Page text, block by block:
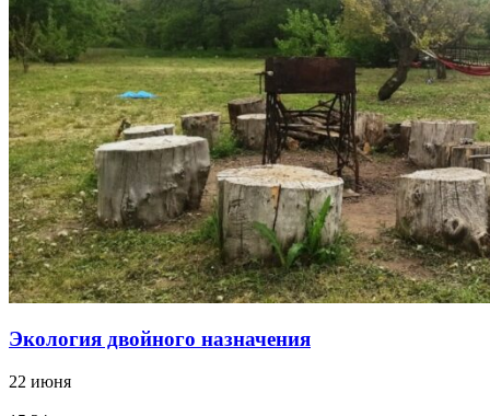
Экология двойного назначения
22 июня